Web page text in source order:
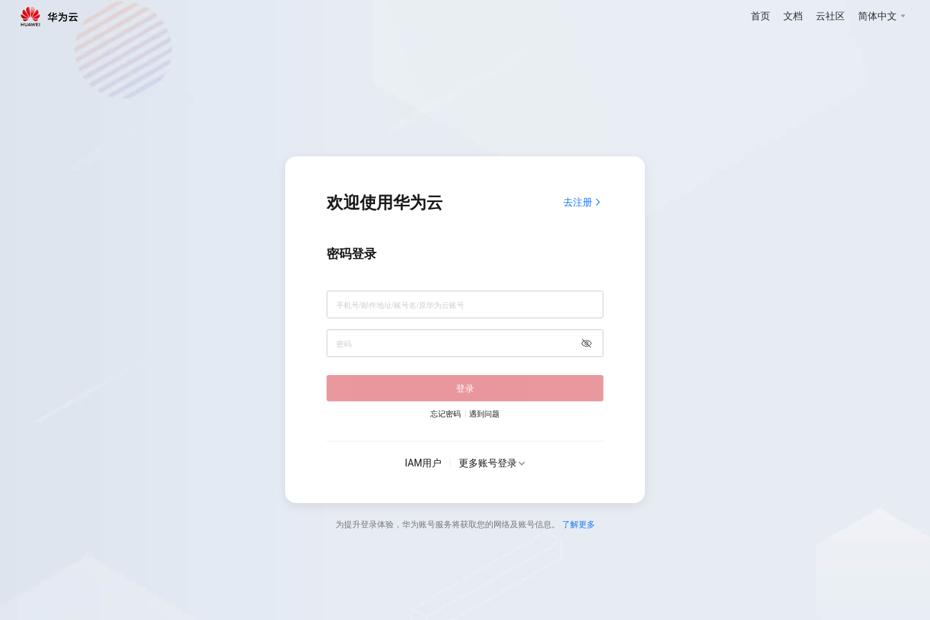
首页 文档 云社区 简体中文
欢迎使用华为云 去注册
密码登录
登录
忘记密码 遇到问题
IAM用户 更多账号登录
为提升登录体验，华为账号服务将获取您的网络及账号信息。 了解更多